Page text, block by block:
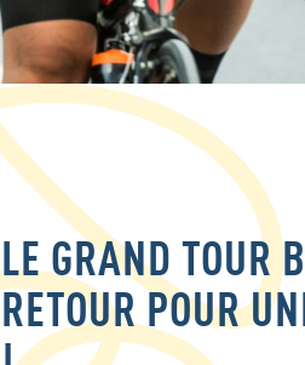
LE GRAND TOUR
RETOUR POUR